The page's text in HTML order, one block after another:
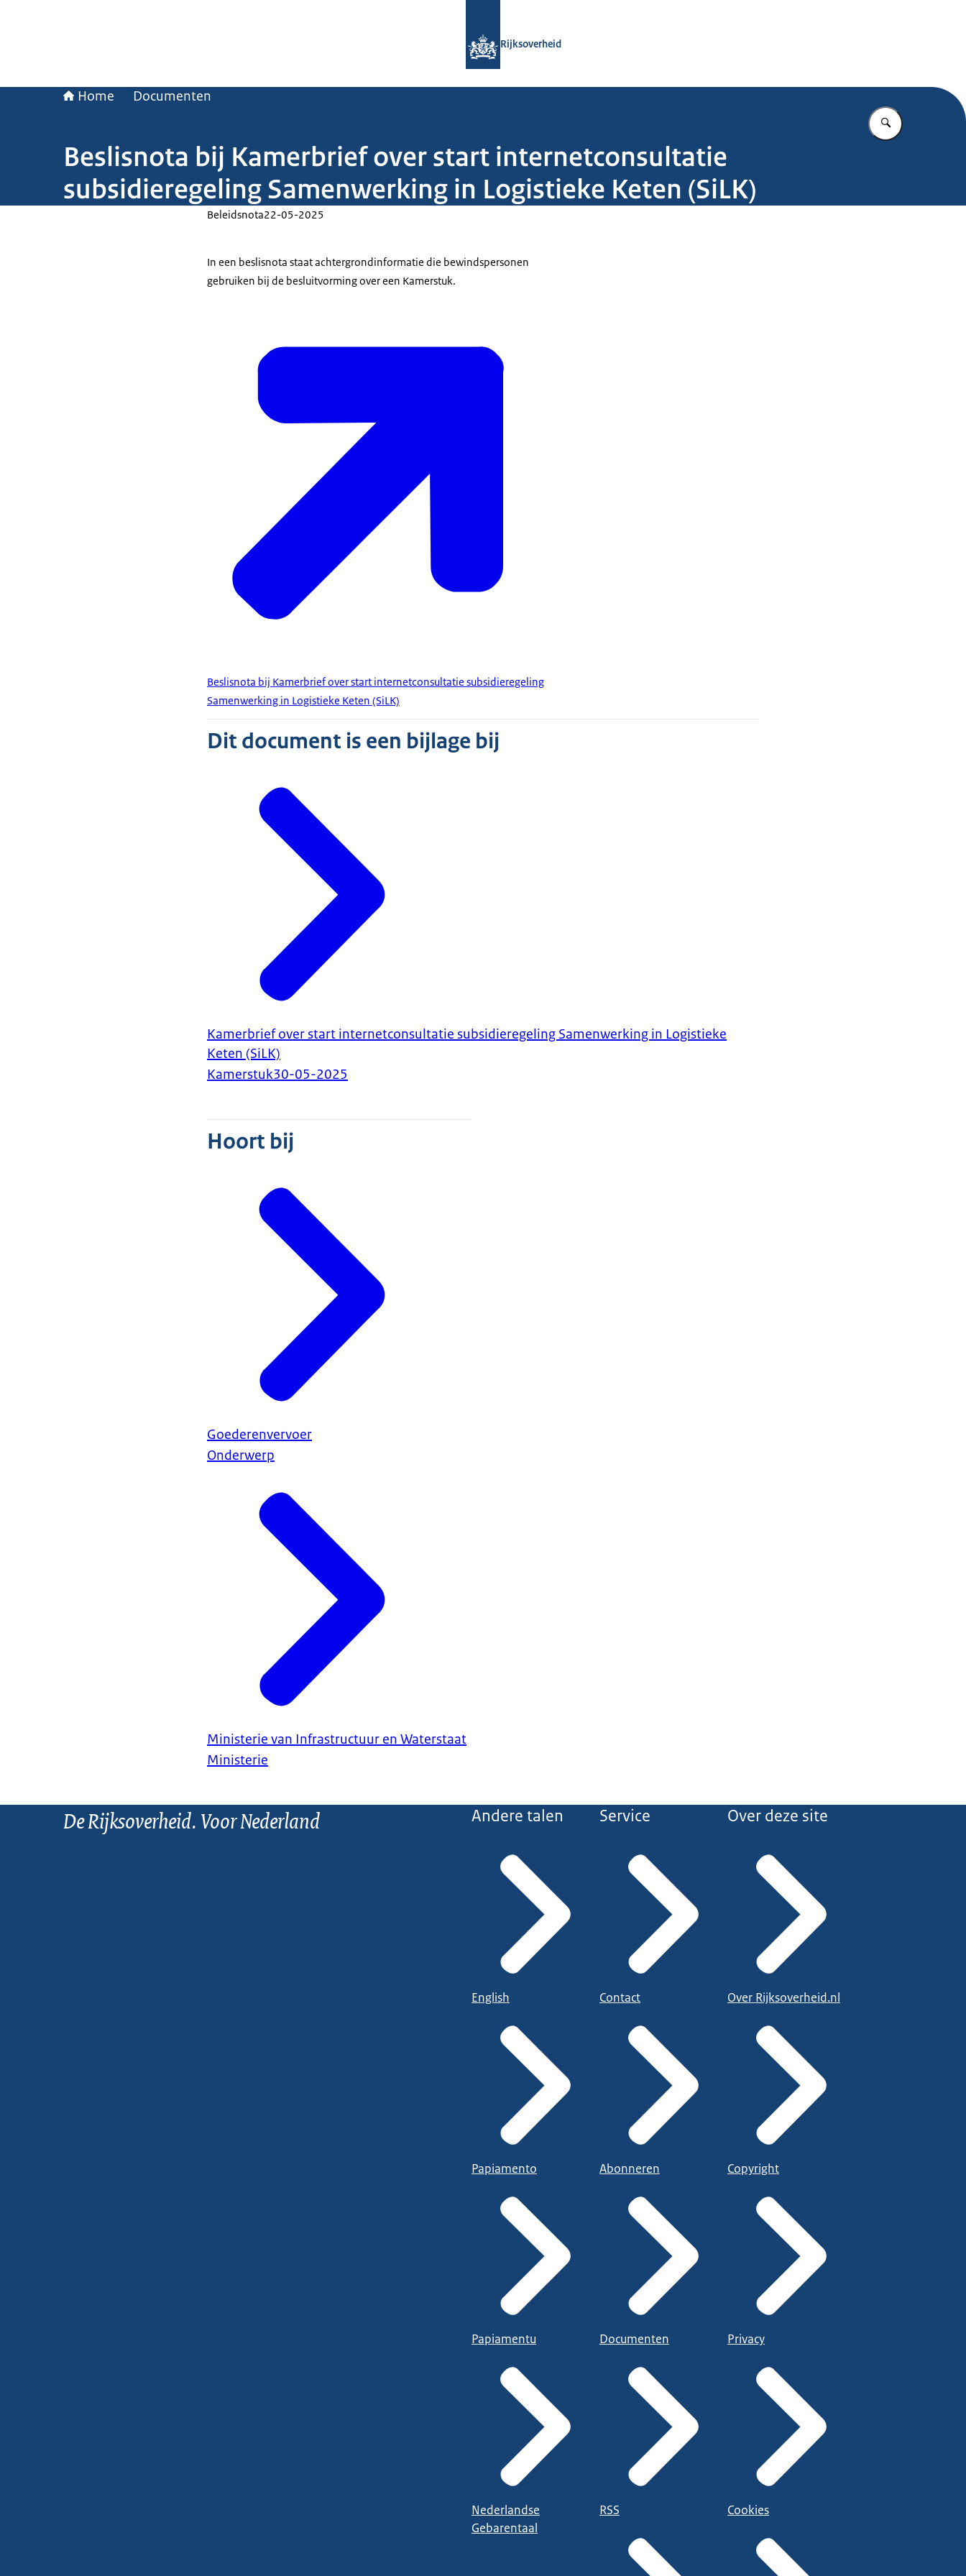
Rijksoverheid
Home Documenten
Vul in wat u
Beslisnota bij Kamerbrief over start internetconsultatie
subsidieregeling Samenwerking in Logistieke Keten (SiLK)
Beleidsnota22-05-2025
In een beslisnota staat achtergrondinformatie die bewindspersonen
gebruiken bij de besluitvorming over een Kamerstuk.
Beslisnota bij Kamerbrief over start internetconsultatie subsidieregeling
Samenwerking in Logistieke Keten (SiLK)
Dit document is een bijlage bij
Kamerbrief over start internetconsultatie subsidieregeling Samenwerking in Logistieke
Keten (SiLK)
Kamerstuk30-05-2025
Hoort bij
Goederenvervoer
Onderwerp
Ministerie van Infrastructuur en Waterstaat
Ministerie
De Rijksoverheid. Voor Nederland Andere talen
English
Papiamento
Papiamentu
Nederlandse
Gebarentaal
Service
Contact
Abonneren
Documenten
RSS
Over deze site
Over Rijksoverheid.nl
Copyright
Privacy
Cookies